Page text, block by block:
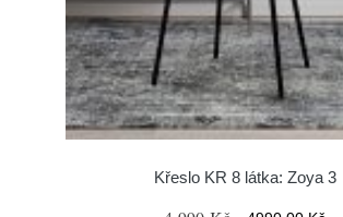
Křeslo KR 8 látka: Zoya 3